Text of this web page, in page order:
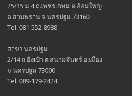
25/15 ม.4 ถ.เพชรเกษม ต.อ้อมใหญ่
อ.สามพราน จ.นครปฐม 73160
Tel. 081-552-8988
สาขา นครปฐม
2/14 ถ.ยิงเป้า ต.สนามจันทร์ อ.เมือง
จ.นครปฐม 73000
Tel. 089-179-2424